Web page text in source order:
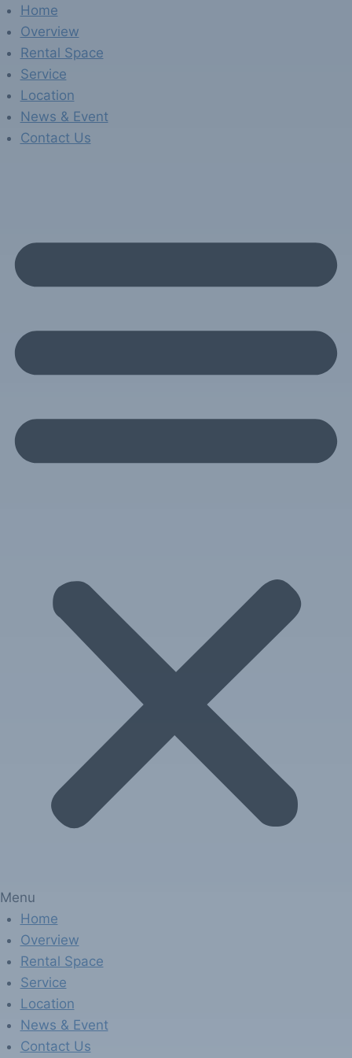
Skip
to
content
Home
Overview
Rental Space
Service
Location
News & Event
Contact Us
Menu
Home
Overview
Rental Space
Service
Location
News & Event
Contact Us